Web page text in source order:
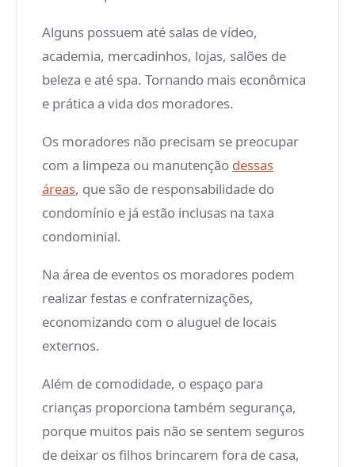
Alguns possuem até salas de vídeo,
academia, mercadinhos, lojas, salões de
beleza e até spa. Tornando mais econômica
e prática a vida dos moradores.
Os moradores não precisam se preocupar
com a limpeza ou manutenção dessas
áreas, que são de responsabilidade do
condomínio e já estão inclusas na taxa
condominial.
Na área de eventos os moradores podem
realizar festas e confraternizações,
economizando com o aluguel de locais
externos.
Além de comodidade, o espaço para
crianças proporciona também segurança,
porque muitos pais não se sentem seguros
de deixar os filhos brincarem fora de casa,